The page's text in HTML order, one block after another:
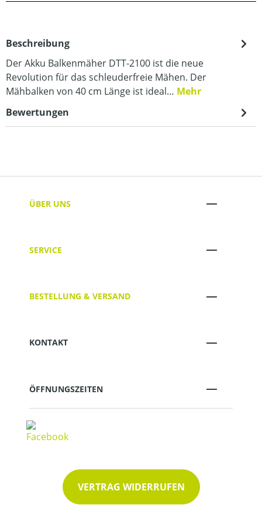
Beschreibung
Der Akku Balkenmäher DTT-2100 ist die neue
Revolution für das schleuderfreie Mähen. Der
Mähbalken von 40 cm Länge ist ideal… Mehr
Bewertungen
ÜBER UNS
SERVICE
BESTELLUNG & VERSAND
KONTAKT
ÖFFNUNGSZEITEN
VERTRAG WIDERRUFEN